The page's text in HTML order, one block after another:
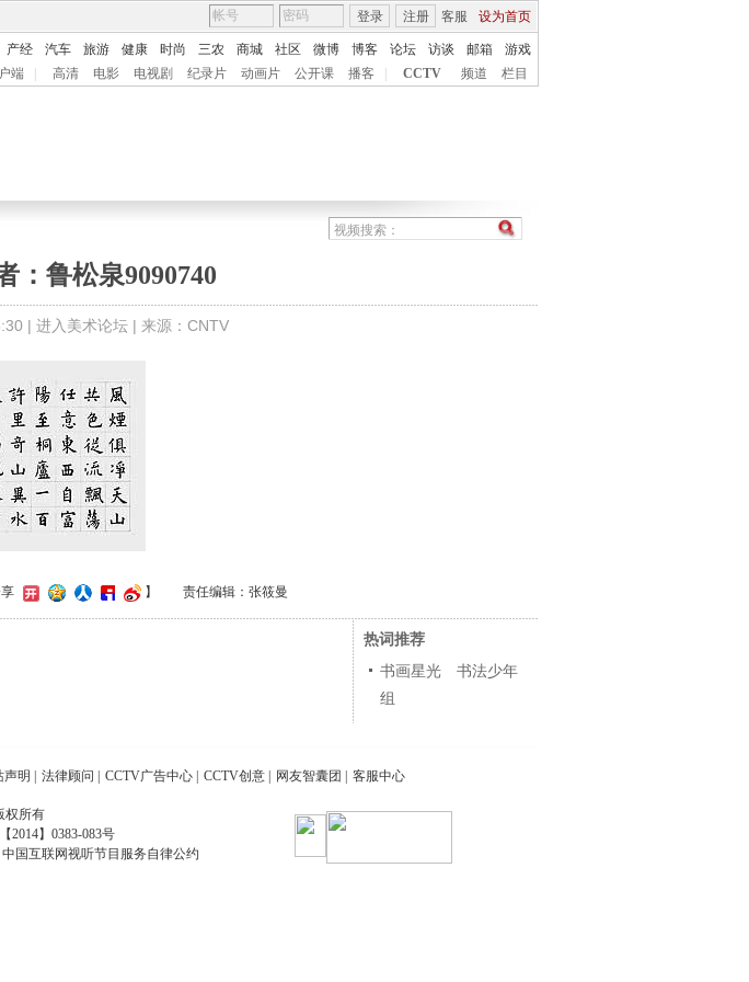
客服 设为首页
登录 注册
产经 汽车 旅游 健康 时尚 三农 商城 社区 微博 博客 论坛 访谈 邮箱
游戏
端 高清 电影 电视剧 纪录片 动画片 公开课 播客 CCTV 频道 栏目
：鲁松泉9090740
| 进入美术论坛 | 来源：CNTV
享 】 责任编辑：张筱曼
热词推荐
书画星光 书法少年
组
声明 法律顾问 CCTV广告中心 CCTV创意 网友智囊团 客服中心
权所有
2014】0383-083号
中国互联网视听节目服务自律公约